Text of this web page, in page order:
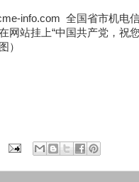
info.com 全国省市机电
网站挂上“中国共产党，祝
）